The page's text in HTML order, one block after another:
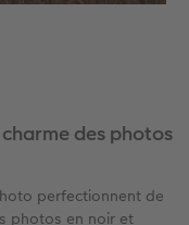
des photos
perfectionnent de
photos en noir et